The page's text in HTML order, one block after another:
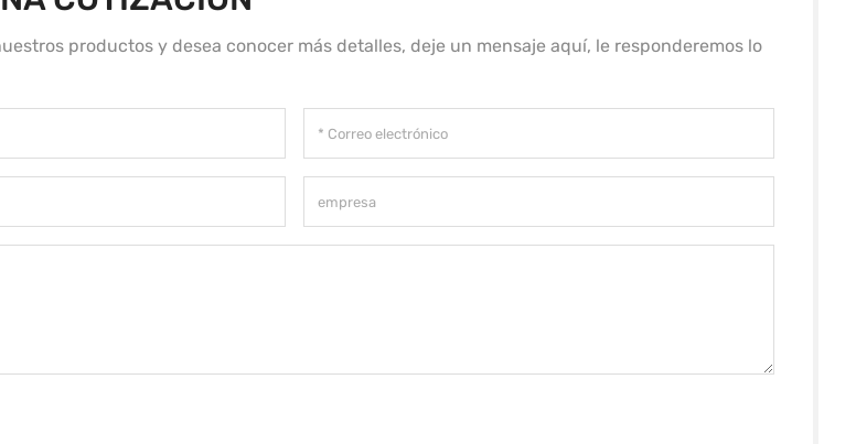
productos y desea conocer más detalles, deje un mensaje aquí, le responderemos lo